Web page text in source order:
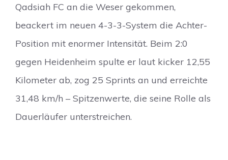
Qadsiah FC an die Weser gekommen,
beackert im neuen 4-3-3-System die Achter-
Position mit enormer Intensität. Beim 2:0
gegen Heidenheim spulte er laut kicker 12,55
Kilometer ab, zog 25 Sprints an und erreichte
31,48 km/h – Spitzenwerte, die seine Rolle als
Dauerläufer unterstreichen.